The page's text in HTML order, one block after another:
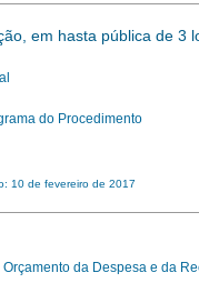
em hasta pública de 3
do Procedimento
10 de fevereiro de 2017
Orçamento da Despesa e da